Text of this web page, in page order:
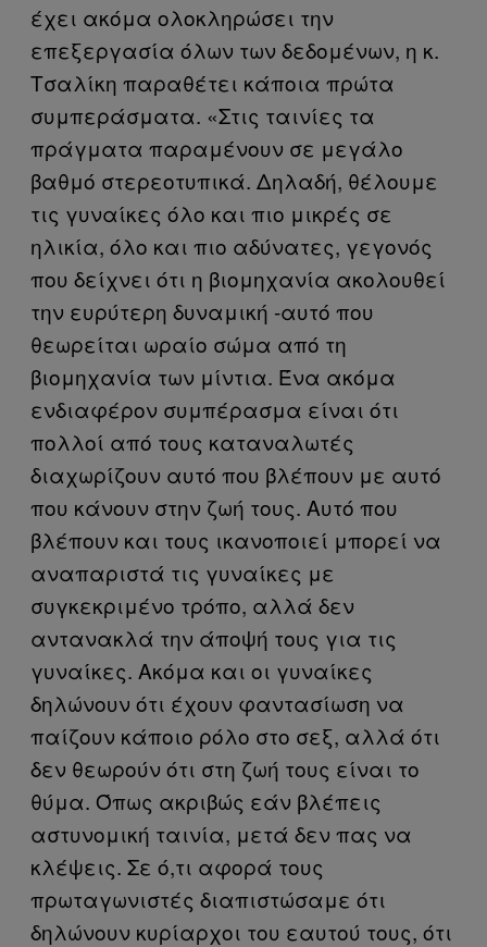
έχει ακόμα ολοκληρώσει την
επεξεργασία όλων των δεδομένων, η κ.
Τσαλίκη παραθέτει κάποια πρώτα
συμπεράσματα. «Στις ταινίες τα
πράγματα παραμένουν σε μεγάλο
βαθμό στερεοτυπικά. Δηλαδή, θέλουμε
τις γυναίκες όλο και πιο μικρές σε
ηλικία, όλο και πιο αδύνατες, γεγονός
που δείχνει ότι η βιομηχανία ακολουθεί
την ευρύτερη δυναμική -αυτό που
θεωρείται ωραίο σώμα από τη
βιομηχανία των μίντια. Ένα ακόμα
ενδιαφέρον συμπέρασμα είναι ότι
πολλοί από τους καταναλωτές
διαχωρίζουν αυτό που βλέπουν με αυτό
που κάνουν στην ζωή τους. Αυτό που
βλέπουν και τους ικανοποιεί μπορεί να
αναπαριστά τις γυναίκες με
συγκεκριμένο τρόπο, αλλά δεν
αντανακλά την άποψή τους για τις
γυναίκες. Ακόμα και οι γυναίκες
δηλώνουν ότι έχουν φαντασίωση να
παίζουν κάποιο ρόλο στο σεξ, αλλά ότι
δεν θεωρούν ότι στη ζωή τους είναι το
θύμα. Όπως ακριβώς εάν βλέπεις
αστυνομική ταινία, μετά δεν πας να
κλέψεις. Σε ό,τι αφορά τους
πρωταγωνιστές διαπιστώσαμε ότι
δηλώνουν κυρίαρχοι του εαυτού τους, ότι